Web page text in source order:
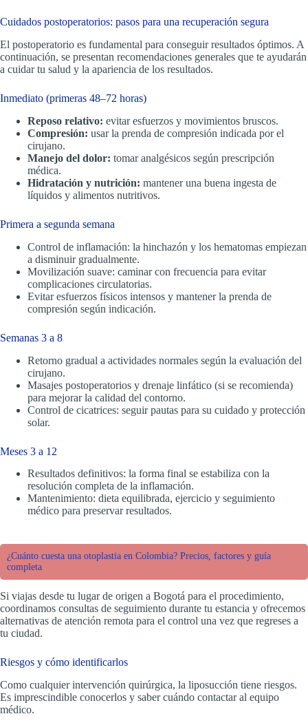
Cuidados postoperatorios: pasos para una recuperación segura
El postoperatorio es fundamental para conseguir resultados óptimos. A
continuación, se presentan recomendaciones generales que te ayudarán
a cuidar tu salud y la apariencia de los resultados.
Inmediato (primeras 48–72 horas)
Reposo relativo: evitar esfuerzos y movimientos bruscos.
Compresión: usar la prenda de compresión indicada por el
cirujano.
Manejo del dolor: tomar analgésicos según prescripción
médica.
Hidratación y nutrición: mantener una buena ingesta de
líquidos y alimentos nutritivos.
Primera a segunda semana
Control de inflamación: la hinchazón y los hematomas empiezan
a disminuir gradualmente.
Movilización suave: caminar con frecuencia para evitar
complicaciones circulatorias.
Evitar esfuerzos físicos intensos y mantener la prenda de
compresión según indicación.
Semanas 3 a 8
Retorno gradual a actividades normales según la evaluación del
cirujano.
Masajes postoperatorios y drenaje linfático (si se recomienda)
para mejorar la calidad del contorno.
Control de cicatrices: seguir pautas para su cuidado y protección
solar.
Meses 3 a 12
Resultados definitivos: la forma final se estabiliza con la
resolución completa de la inflamación.
Mantenimiento: dieta equilibrada, ejercicio y seguimiento
médico para preservar resultados.
¿Cuánto cuesta una otoplastia en Colombia? Precios, factores y guía
completa
Si viajas desde tu lugar de origen a Bogotá para el procedimiento,
coordinamos consultas de seguimiento durante tu estancia y ofrecemos
alternativas de atención remota para el control una vez que regreses a
tu ciudad.
Riesgos y cómo identificarlos
Como cualquier intervención quirúrgica, la liposucción tiene riesgos.
Es imprescindible conocerlos y saber cuándo contactar al equipo
médico.